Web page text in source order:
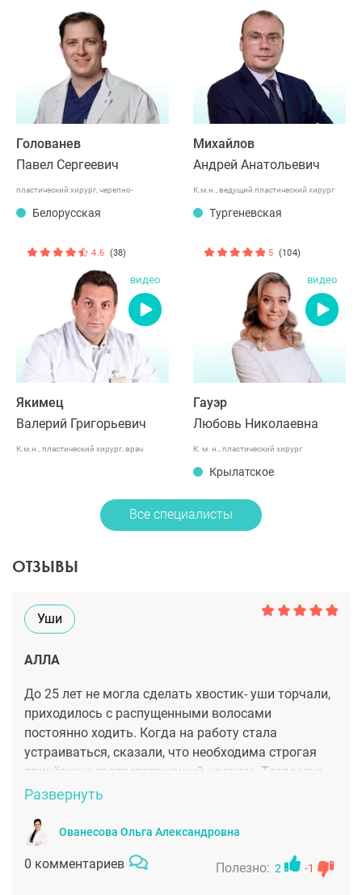
Голованев
Павел Сергеевич
пластический хирург, черепно-
челюстно-лицевой хирург
Белорусская
Михайлов
Андрей Анатольевич
К.м.н., ведущий пластический хирург
международного класса
Тургеневская
4.6 (38)
видео
Якимец
Валерий Григорьевич
К.м.н., пластический хирург, врач
5 (104)
видео
Гауэр
Любовь Николаевна
К. м. н., пластический хирург
Крылатское
Все специалисты
ОТЗЫВЫ
Уши
АЛЛА
До 25 лет не могла сделать хвостик- уши торчали,
приходилось с распущенными волосами
постоянно ходить. Когда на работу стала
устраиваться, сказали, что необходима строгая
причёска и соответствующий костюм. Тогда уже
отступать было некуда, решила сделать пластику
Ольгу Александровну, о которой много читала и
слышала от кого-то в институте. Доктор, кажется,
сделала чудо, ушки стали аккуратными, а
Развернуть
Ованесова Ольга Александровна
0 комментариев Полезно: 2 -1